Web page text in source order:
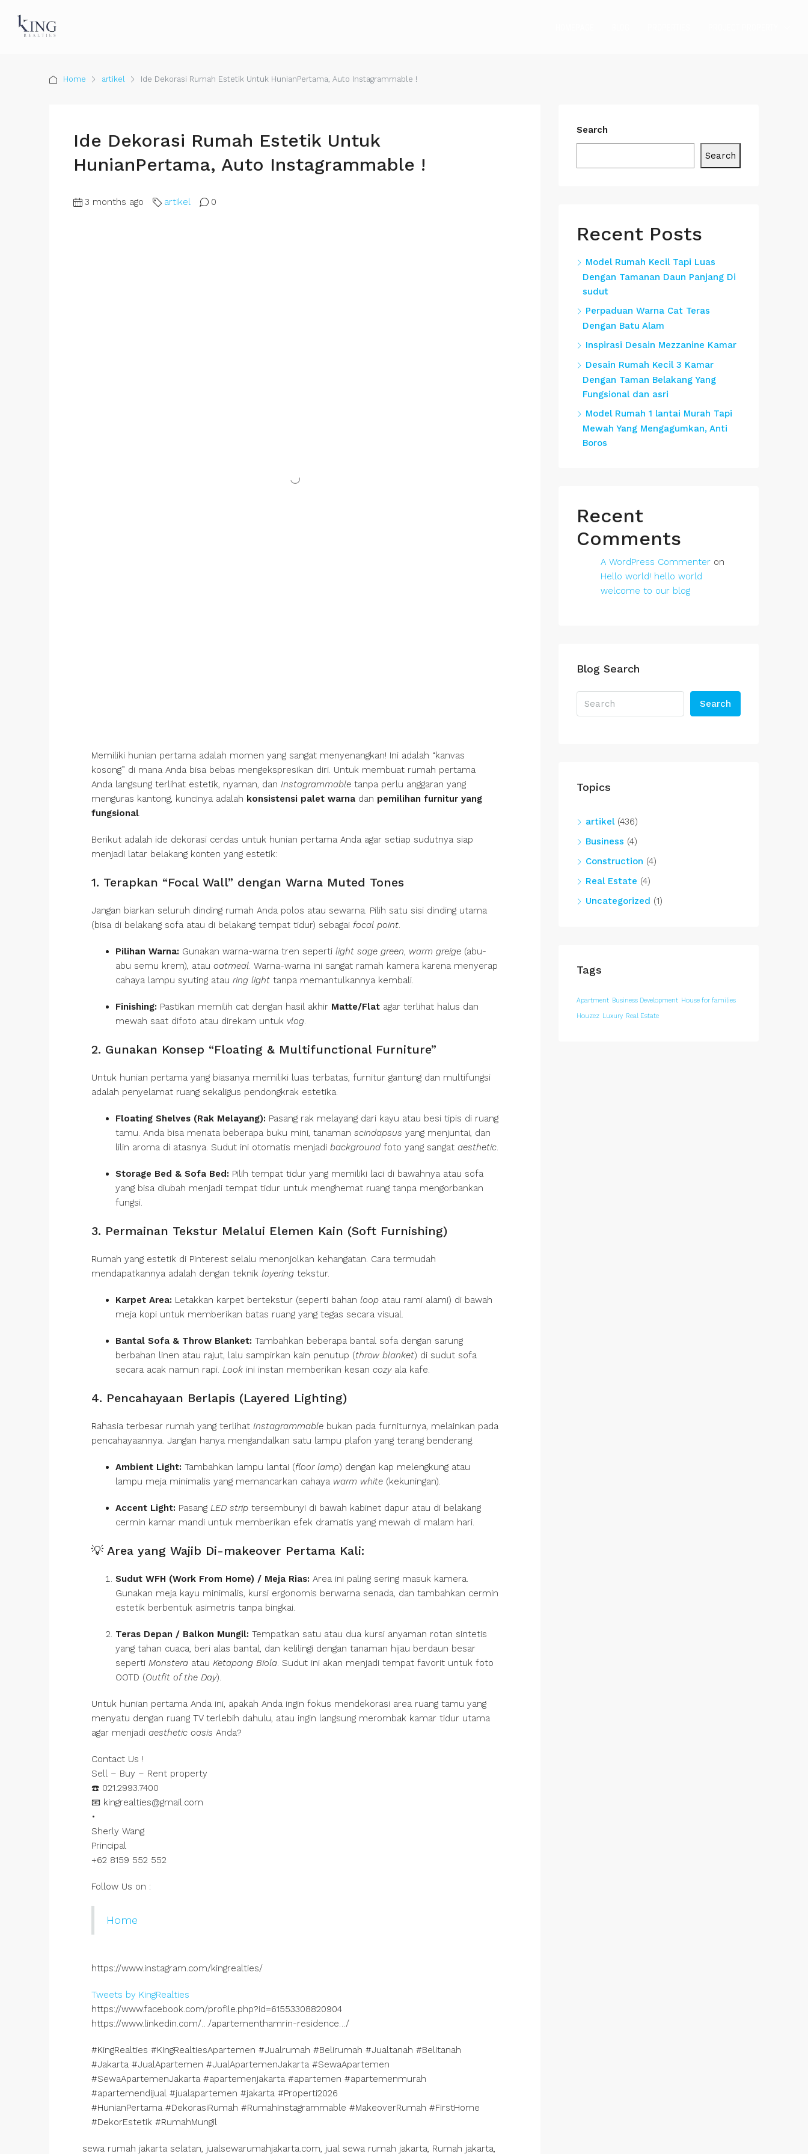
Home artikel Ide Dekorasi Rumah Estetik Untuk HunianPertama, Auto Instagrammable !
Ide Dekorasi Rumah Estetik Untuk
HunianPertama, Auto Instagrammable !
3 months ago artikel 0
Memiliki hunian pertama adalah momen yang sangat menyenangkan! Ini adalah “kanvas
kosong” di mana Anda bisa bebas mengekspresikan diri. Untuk membuat rumah pertama
Anda langsung terlihat estetik, nyaman, dan Instagrammable tanpa perlu anggaran yang
menguras kantong, kuncinya adalah konsistensi palet warna dan pemilihan furnitur yang
fungsional.
Berikut adalah ide dekorasi cerdas untuk hunian pertama Anda agar setiap sudutnya siap
menjadi latar belakang konten yang estetik:
1. Terapkan “Focal Wall” dengan Warna Muted Tones
Jangan biarkan seluruh dinding rumah Anda polos atau sewarna. Pilih satu sisi dinding utama
(bisa di belakang sofa atau di belakang tempat tidur) sebagai focal point.
Pilihan Warna: Gunakan warna-warna tren seperti light sage green, warm greige (abu-
abu semu krem), atau oatmeal. Warna-warna ini sangat ramah kamera karena menyerap
cahaya lampu syuting atau ring light tanpa memantulkannya kembali.
Finishing: Pastikan memilih cat dengan hasil akhir Matte/Flat agar terlihat halus dan
mewah saat difoto atau direkam untuk vlog.
2. Gunakan Konsep “Floating & Multifunctional Furniture”
Untuk hunian pertama yang biasanya memiliki luas terbatas, furnitur gantung dan multifungsi
adalah penyelamat ruang sekaligus pendongkrak estetika.
Floating Shelves (Rak Melayang): Pasang rak melayang dari kayu atau besi tipis di ruang
tamu. Anda bisa menata beberapa buku mini, tanaman scindapsus yang menjuntai, dan
lilin aroma di atasnya. Sudut ini otomatis menjadi backgroundfoto yang sangat aesthetic.
Storage Bed & Sofa Bed: Pilih tempat tidur yang memiliki laci di bawahnya atau sofa
yang bisa diubah menjadi tempat tidur untuk menghemat ruang tanpa mengorbankan
fungsi.
3. Permainan Tekstur Melalui Elemen Kain (Soft Furnishing)
Rumah yang estetik di Pinterest selalu menonjolkan kehangatan. Cara termudah
mendapatkannya adalah dengan teknik layering tekstur.
Karpet Area: Letakkan karpet bertekstur (seperti bahan loop atau rami alami) di bawah
meja kopi untuk memberikan batas ruang yang tegas secara visual.
Bantal Sofa & Throw Blanket: Tambahkan beberapa bantal sofa dengan sarung
berbahan linen atau rajut, lalu sampirkan kain penutup (throw blanket) di sudut sofa
secara acak namun rapi. Look ini instan memberikan kesan cozyala kafe.
4. Pencahayaan Berlapis (Layered Lighting)
Rahasia terbesar rumah yang terlihat Instagrammable bukan pada furniturnya, melainkan pada
pencahayaannya. Jangan hanya mengandalkan satu lampu plafon yang terang benderang.
Ambient Light: Tambahkan lampu lantai (floor lamp) dengan kap melengkung atau
lampu meja minimalis yang memancarkan cahaya warm white (kekuningan).
Accent Light: Pasang LED strip tersembunyi di bawah kabinet dapur atau di belakang
cermin kamar mandi untuk memberikan efek dramatis yang mewah di malam hari.
💡 Area yang Wajib Di-makeover Pertama Kali:
Sudut WFH (Work From Home) / Meja Rias: Area ini paling sering masuk kamera.
Gunakan meja kayu minimalis, kursi ergonomis berwarna senada, dan tambahkan cermin
estetik berbentuk asimetris tanpa bingkai.
Teras Depan / Balkon Mungil: Tempatkan satu atau dua kursi anyaman rotan sintetis
yang tahan cuaca, beri alas bantal, dan kelilingi dengan tanaman hijau berdaun besar
seperti Monstera atau Ketapang Biola. Sudut ini akan menjadi tempat favorit untuk foto
OOTD (Outfit of the Day).
Untuk hunian pertama Anda ini, apakah Anda ingin fokus mendekorasi area ruang tamu yang
menyatu dengan ruang TV terlebih dahulu, atau ingin langsung merombak kamar tidur utama
agar menjadi aesthetic oasis Anda?
Contact Us !
Sell – Buy – Rent property
☎️ 021.2993.7400
📧 kingrealties@gmail.com
•
Sherly Wang
Principal
+62 8159 552 552
Follow Us on :
Home
https://www.instagram.com/kingrealties/
Tweets by KingRealties
https://www.facebook.com/profile.php?id=61553308820904
https://www.linkedin.com/…/apartementhamrin-residence…/
#KingRealties #KingRealtiesApartemen #Jualrumah #Belirumah #Jualtanah #Belitanah
#Jakarta #JualApartemen #JualApartemenJakarta #SewaApartemen
#SewaApartemenJakarta #apartemenjakarta #apartemen #apartemenmurah
#apartemendijual #jualapartemen #jakarta #Properti2026
#HunianPertama #DekorasiRumah #RumahInstagrammable #MakeoverRumah #FirstHome
#DekorEstetik #RumahMungil
sewa rumah jakarta selatan, jualsewarumahjakarta.com, jual sewa rumah jakarta, Rumah jakarta,
Search
Search
Recent Posts
Model Rumah Kecil Tapi Luas
Dengan Tamanan Daun Panjang Di
sudut
Perpaduan Warna Cat Teras
Dengan Batu Alam
Inspirasi Desain Mezzanine Kamar
Desain Rumah Kecil 3 Kamar
Dengan Taman Belakang Yang
Fungsional dan asri
Model Rumah 1 lantai Murah Tapi
Mewah Yang Mengagumkan, Anti
Boros
Recent
Comments
A WordPress Commenter on
Hello world! hello world
welcome to our blog
Blog Search
Search
Topics
artikel(436)
Business (4)
Construction (4)
Real Estate (4)
Uncategorized (1)
Tags
Apartment Business Development House for families
Houzez Luxury Real Estate